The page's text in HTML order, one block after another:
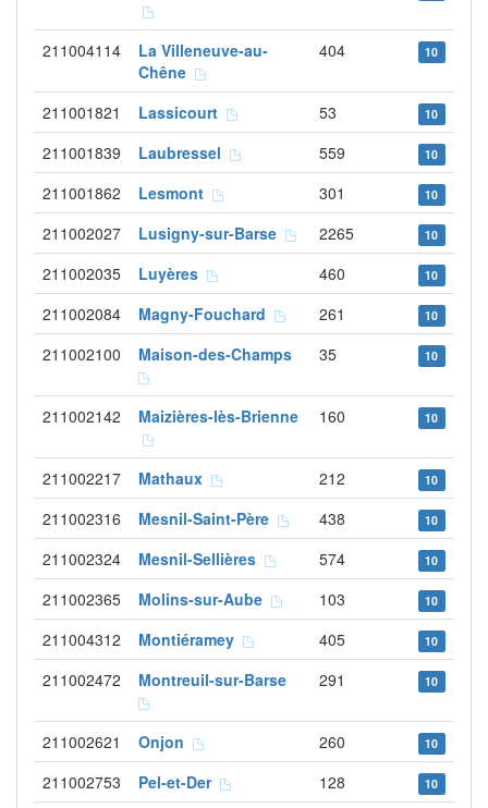
211004114
La Villeneuve-au-
Chêne
404 10
211001821 Lassicourt 53 10
211001839 Laubressel 559 10
211001862 Lesmont 301 10
211002027 Lusigny-sur-Barse 2265 10
211002035 Luyères 460 10
211002084 Magny-Fouchard 261 10
211002100 Maison-des-Champs 35 10
211002142 Maizières-lès-Brienne 160 10
211002217 Mathaux 212 10
211002316 Mesnil-Saint-Père 438 10
211002324 Mesnil-Sellières 574 10
211002365 Molins-sur-Aube 103 10
211004312 Montiéramey 405 10
211002472 Montreuil-sur-Barse 291 10
211002621 Onjon 260 10
211002753 Pel-et-Der 128 10